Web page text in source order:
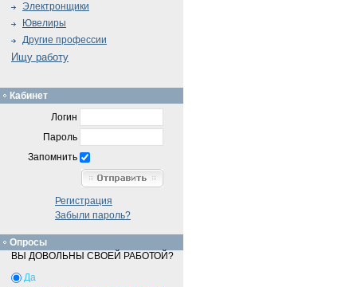
Электронщики
Ювелиры
Другие профессии
Ищу работу
Кабинет
Логин
Пароль
Запомнить
Регистрация
Забыли пароль?
Опросы
ВЫ ДОВОЛЬНЫ СВОЕЙ РАБОТОЙ?
Да